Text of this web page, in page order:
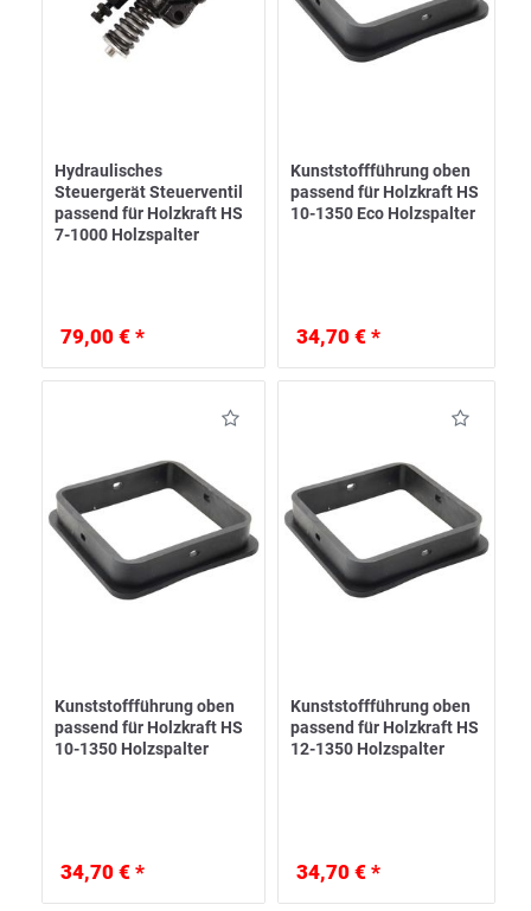
Hydraulisches
Steuergerät Steuerventil
passend für Holzkraft HS
7-1000 Holzspalter
79,00 € *
Kunststoffführung oben
passend für Holzkraft HS
10-1350 Eco Holzspalter
34,70 € *
Kunststoffführung oben
passend für Holzkraft HS
10-1350 Holzspalter
34,70 € *
Kunststoffführung oben
passend für Holzkraft HS
12-1350 Holzspalter
34,70 € *